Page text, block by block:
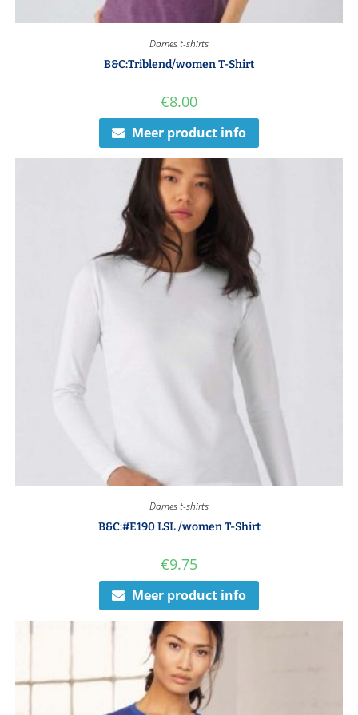
Dames t-shirts
B&C:Triblend/women T-Shirt
€8.00
Meer product info
Dames t-shirts
B&C:#E190 LSL /women T-Shirt
€9.75
Meer product info